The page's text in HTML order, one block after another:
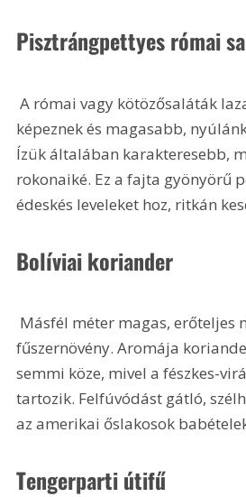
Pisztrángpettyes római
A római vagy kötözősaláták laza levélrózsát
képeznek és magasabb,
Ízük általában karakteresebb,
rokonaiké. Ez a fajta gyönyörű
édeskés leveleket hoz, ritkán
Bolíviai koriander
fűszernövény. Aromája
semmi köze, mivel a fészkes-
tartozik. Felfúvódást gátló,
az amerikai őslakosok
Tengerparti útifű